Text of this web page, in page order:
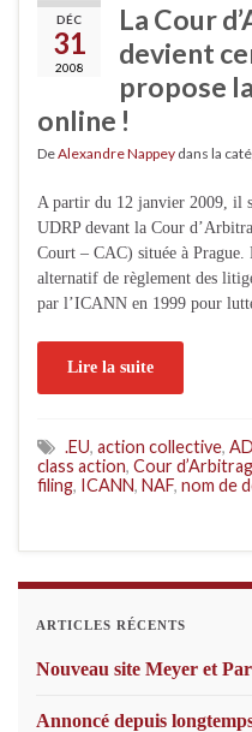
DÉC
31
2008
La Cour
devient
propose
online !
DeAlexandre Nappey dans la
A partir du 12 janvier 2009, il
UDRP devant la Cour
Court – CAC) située à Prague.
alternatif de règlement des
par l’ICANN en 1999 pour
Lire la suite
.EU, action collective,
class action, Cour
filing, ICANN, NAF, nom de
ARTICLES RÉCENTS
Nouveau site Meyer et
Annoncé depuis